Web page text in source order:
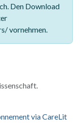
Den Download
vornehmen.
via CareLit